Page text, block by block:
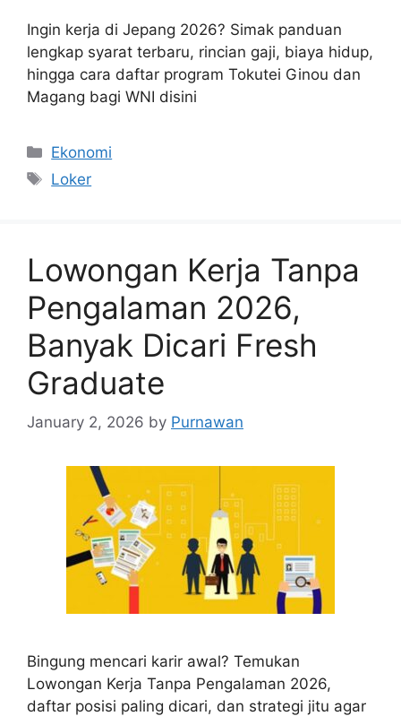
Ingin kerja di Jepang 2026? Simak panduan
lengkap syarat terbaru, rincian gaji, biaya hidup,
hingga cara daftar program Tokutei Ginou dan
Magang bagi WNI disini
Categories
Ekonomi
Tags
Loker
Lowongan Kerja Tanpa
Pengalaman 2026,
Banyak Dicari Fresh
Graduate
January 2, 2026 by Purnawan
Bingung mencari karir awal? Temukan
Lowongan Kerja Tanpa Pengalaman 2026,
daftar posisi paling dicari, dan strategi jitu agar